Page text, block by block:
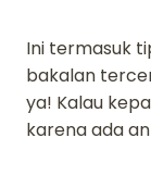
Ini termasuk
bakalan
ya! Kalau
karena ada